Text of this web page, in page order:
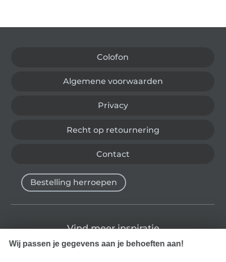
Colofon
Algemene voorwaarden
Privacy
Recht op retournering
Contact
Bestelling herroepen
Vind meer inspiratie
Wij passen je gegevens aan je behoeften aan!